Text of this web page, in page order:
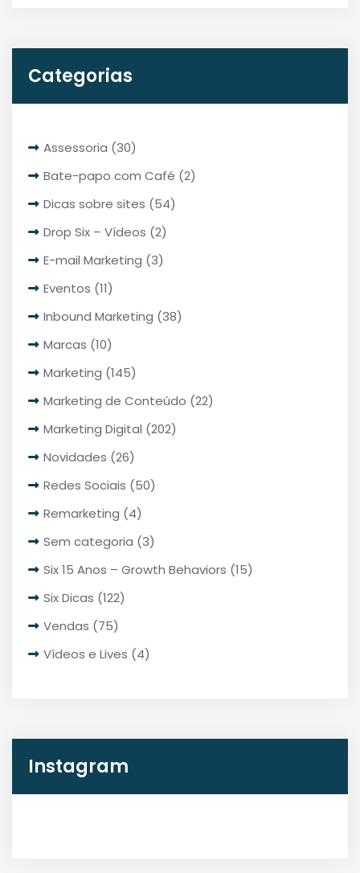
Categorias
Assessoria (30)
Bate-papo com Café (2)
Dicas sobre sites (54)
Drop Six – Vídeos (2)
E-mail Marketing (3)
Eventos (11)
Inbound Marketing (38)
Marcas (10)
Marketing (145)
Marketing de Conteúdo (22)
Marketing Digital (202)
Novidades (26)
Redes Sociais (50)
Remarketing (4)
Sem categoria (3)
Six 15 Anos – Growth Behaviors (15)
Six Dicas (122)
Vendas (75)
Vídeos e Lives (4)
Instagram